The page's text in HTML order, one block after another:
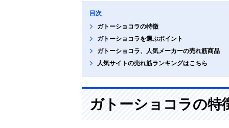
目次
ガトーショコラの特徴
ガトーショコラを選ぶポイント
ガトーショコラ、人気メーカーの売れ筋商品
人気サイトの売れ筋ランキングはこちら
ガトーショコラの特